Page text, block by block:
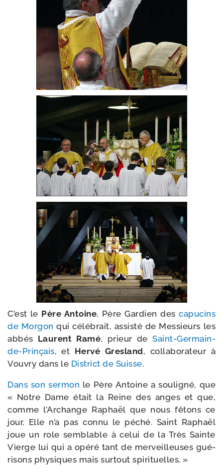
C’est le Père Antoine, Père Gardien descapu­cins
de Morgon qui célé­brait, assis­té de Messieurs les
abbés Laurent Ramé, prieur deSaint-​Germain-​
de-​Prinçais, et Hervé Gresland, col­la­bo­ra­teur à
Vouvry dans le District de Suisse.
Dans son ser­mon le Père Antoine a sou­li­gné, que
« Notre Dame était la Reine des anges et que,
comme l’Archange Raphaël que nous fêtons ce
jour, Elle n’a pas connu le péché. Saint Raphaël
joue un role sem­blable à celui de la Très Sainte
Vierge lui qui a opé­ré tant de mer­veilleuses gué­
ri­sons phy­siques mais sur­tout spirituelles. »